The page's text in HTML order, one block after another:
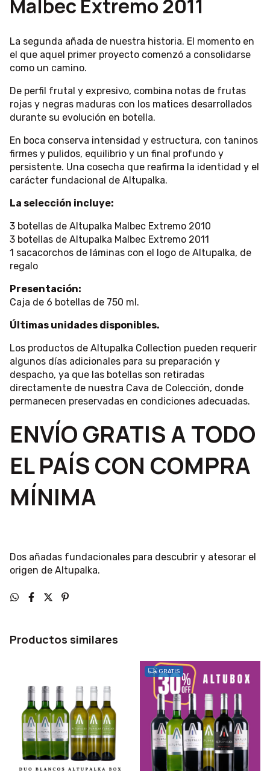
Malbec Extremo 2011
La segunda añada de nuestra historia. El momento en
el que aquel primer proyecto comenzó a consolidarse
como un camino.
De perfil frutal y expresivo, combina notas de frutas
rojas y negras maduras con los matices desarrollados
durante su evolución en botella.
En boca conserva intensidad y estructura, con taninos
firmes y pulidos, equilibrio y un final profundo y
persistente. Una cosecha que reafirma la identidad y el
carácter fundacional de Altupalka.
La selección incluye:
3 botellas de Altupalka Malbec Extremo 2010
3 botellas de Altupalka Malbec Extremo 2011
1 sacacorchos de láminas con el logo de Altupalka, de
regalo
Presentación:
Caja de 6 botellas de 750 ml.
Últimas unidades disponibles.
Los productos de Altupalka Collection pueden requerir
algunos días adicionales para su preparación y
despacho, ya que las botellas son retiradas
directamente de nuestra Cava de Colección, donde
permanecen preservadas en condiciones adecuadas.
ENVÍO GRATIS A TODO
EL PAÍS CON COMPRA
MÍNIMA
Dos añadas fundacionales para descubrir y atesorar el
origen de Altupalka.
Productos similares
GRATIS